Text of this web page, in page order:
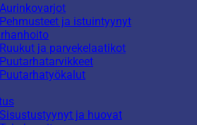
Aurinkovarjot
Pehmusteet ja istuintyynyt
Ruukut ja parvekelaatikot
Puutarhatarvikkeet
Puutarhatyökalut
Sisustustyynyt ja huovat